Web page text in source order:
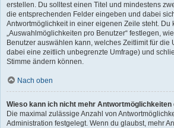
erstellen. Du solltest einen Titel und mindestens
die entsprechenden Felder eingeben und dabei
Antwortmöglichkeit in einer eigenen Zeile steht. Du
„Auswahlmöglichkeiten pro Benutzer“ festlegen,
Benutzer auswählen kann, welches Zeitlimit für die
dabei eine zeitlich unbegrenzte Umfrage) und
Stimme ändern können.
Nach oben
Wieso kann ich nicht mehr Antwortmöglichkeiten
Die maximal zulässige Anzahl von
Administration festgelegt. Wenn du glaubst, mehr